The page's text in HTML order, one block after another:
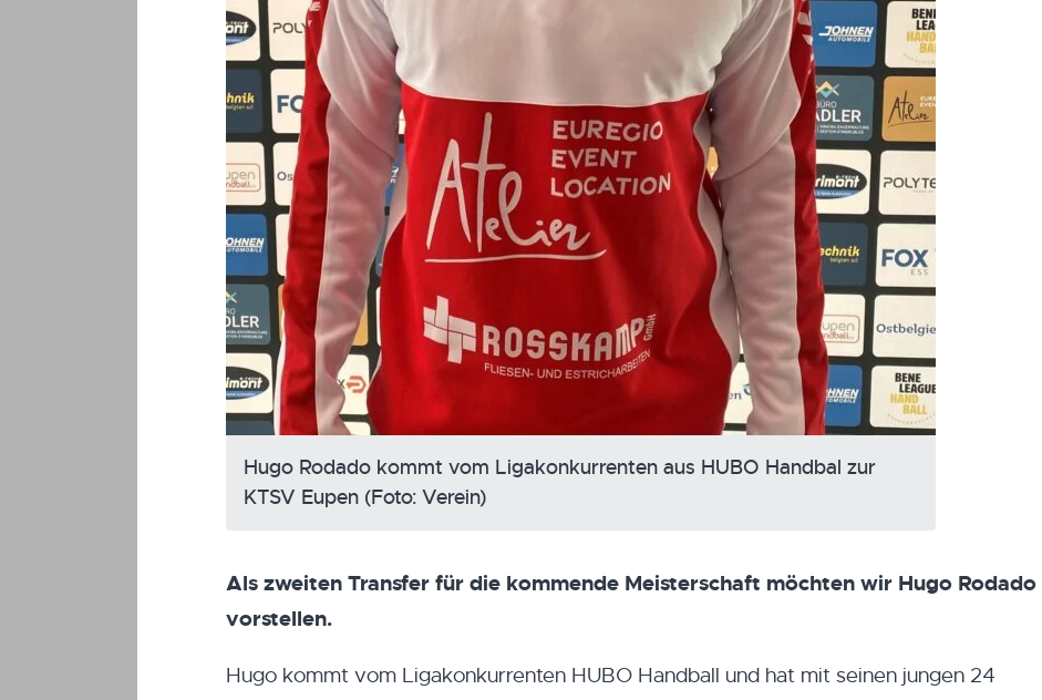
Hugo Rodado kommt vom Ligakonkurrenten aus HUBO Handbal zur
KTSV Eupen (Foto: Verein)
Als zweiten Transfer für die kommende Meisterschaft möchten wir Hugo Rodado
vorstellen.
Hugo kommt vom Ligakonkurrenten HUBO Handball und hat mit seinen jungen 24